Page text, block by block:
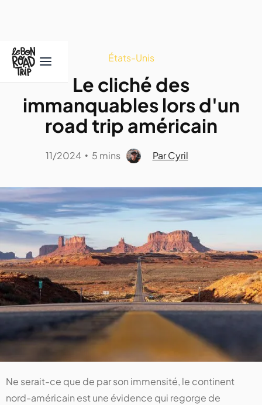
États-Unis
Le cliché des
immanquables lors d'un
road trip américain
11/2024 • 5 mins Par Cyril
Ne serait-ce que de par son immensité, le continent
nord-américain est une évidence qui regorge de